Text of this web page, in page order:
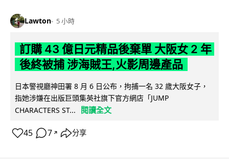
Lawton 5 小時
訂購 43 億日元精品後棄單 大阪女 2 年
後終被捕 涉海賊王,火影周邊產品
日本警視廳神田署 8 月 6 日公布，拘捕一名 32 歲大阪女子，
指她涉嫌在出版巨頭集英社旗下官方網店「JUMP
CHARACTERS ST...
閱讀全文
45 7 ↗ 分享